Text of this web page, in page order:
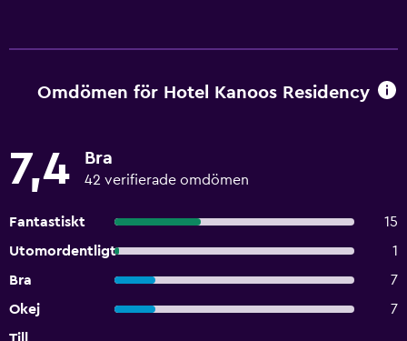
Omdömen för Hotel Kanoos Residency
7,4 Bra
42 verifierade omdömen
Fantastiskt
15
Utomordentligt
1
Bra
7
Okej
7